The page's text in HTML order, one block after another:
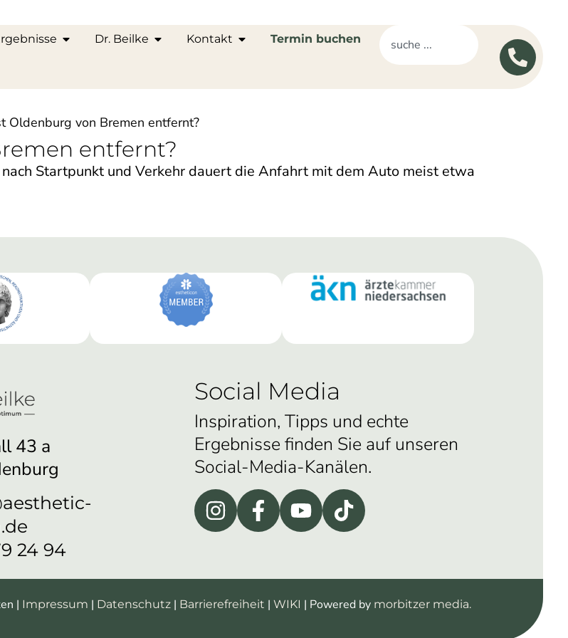
Dr. Beilke Kontakt Termin buchen
Oldenburg von Bremen entfernt?
entfernt?
Startpunkt und Verkehr dauert die Anfahrt mit dem Auto meist etwa
43 a
24 94
Social Media
Inspiration, Tipps und echte
Ergebnisse finden Sie auf unseren
Social-Media-Kanälen.
| Impressum | Datenschutz | Barrierefreiheit | WIKI | Powered by morbitzer media.